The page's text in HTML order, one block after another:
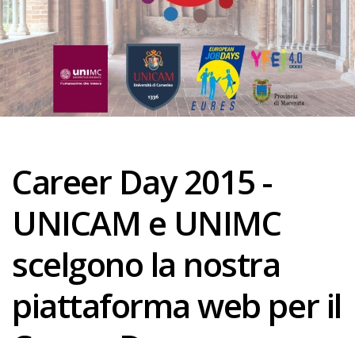
Career Day 2015 -
UNICAM e UNIMC
scelgono la nostra
piattaforma web per il